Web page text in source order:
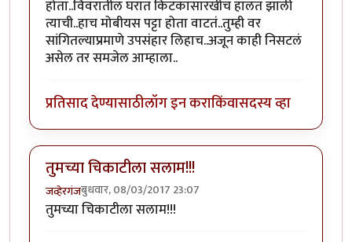
होता..विवरातील घरात किटकासारखीच हालत झाली
त्याची..हाच मोबीयस पट्टा होता वाटतं..तुम्ही वर
सांगितल्याप्रमाणे उपसंहार लिहाच..अजून काही निसटलं
असेल तर समजेल आम्हाला..
प्रतिसाद देण्यासाठीलॉग इन कराकिंवासदस्य व्हा
तुमच्या चिकाटीला सलाम!!!
जव्हेरगंजबुधवार, 08/03/2017 23:07
तुमच्या चिकाटीला सलाम!!!